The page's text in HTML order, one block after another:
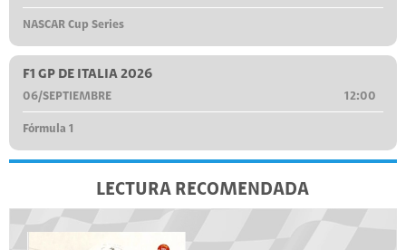
NASCAR Cup Series
F1 GP DE ITALIA 2026
06/SEPTIEMBRE 12:00
Fórmula 1
LECTURA RECOMENDADA